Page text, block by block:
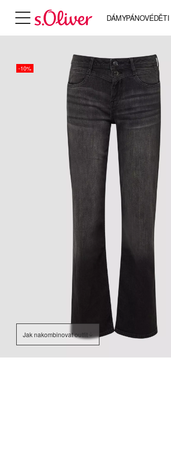
DÁMYPÁNOVÉDĚTI
-10%
Jak nakombinovat outfit